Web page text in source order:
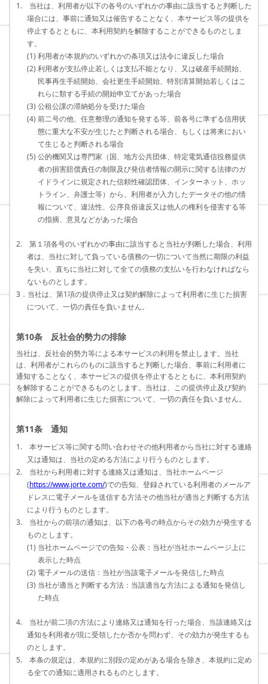
1. 当社は、利用者が以下の各号のいずれかの事由に該当すると判断した
場合には、事前に通知又は催告することなく、本サービス等の提供を
停止するとともに、本利用契約を解除することができるものとしま
す。
(1) 利用者が本規約のいずれかの条項又は法令に違反した場合
(2) 利用者が支払停止若しくは支払不能となり、又は破産手続開始、
民事再生手続開始、会社更生手続開始、特別清算開始若しくはこ
れらに類する手続の開始申立てがあった場合
(3) 公租公課の滞納処分を受けた場合
(4) 前二号の他、任意整理の通知を発する等、前各号に準ずる信用状
態に重大な不安が生じたと判断される場合、もしくは将来におい
て生じると判断される場合
(5) 公的機関又は専門家（国、地方公共団体、特定電気通信役務提供
者の損害賠償責任の制限及び発信者情報の開示に関する法律のガ
イドラインに規定された信頼性確認団体、インターネット、ホッ
トライン、弁護士等）から、利用者が入力したデータその他の情
報について、違法性、公序良俗違反又は他人の権利を侵害する等
の指摘、意見などがあった場合
2. 第１項各号のいずれかの事由に該当すると当社が判断した場合、利用
者は、当社に対して負っている債務の一切について当然に期限の利益
を失い、直ちに当社に対して全ての債務の支払いを行わなければなら
ないものとします。
3．当社は、第1項の提供停止又は契約解除によって利用者に生じた損害
について、一切の責任を負いません。
第10条 反社会的勢力の排除
当社は、反社会的勢力等による本サービスの利用を禁止します。当社
は、利用者がこれらのものに該当すると判断した場合、事前に利用者に
通知することなく、本サービスの提供を停止するとともに、本利用契約
を解除することができるものとします。当社は、この提供停止及び契約
解除によって利用者に生じた損害について、一切の責任を負いません。
第11条 通知
1. 本サービス等に関する問い合わせその他利用者から当社に対する連絡
又は通知は、当社の定める方法により行うものとします。
2. 当社から利用者に対する連絡又は通知は、当社ホームページ
(https://www.jorte.com/)での告知、登録されている利用者のメールア
ドレスに電子メールを送信する方法その他当社が適当と判断する方法
により行うものとします。
3. 当社からの前項の通知は、以下の各号の時点からその効力が発生する
ものとします。
(1) 当社ホームページでの告知・公表：当社が当社ホームページ上に
表示した時点
(2) 電子メールの送信：当社が当該電子メールを発信した時点
(3) 当社が適当と判断する方法：当該適当な方法による通知を発信し
た時点
4. 当社が前二項の方法により連絡又は通知を行った場合、当該連絡又は
通知を利用者が現に受領したか否かを問わず、その効力が発生するも
のとします。
5. 本条の規定は、本規約に別段の定めがある場合を除き、本規約に定め
る全ての通知に適用されるものとします。